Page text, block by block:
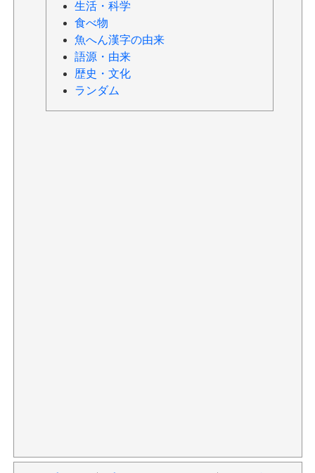
生活・科学
食べ物
魚へん漢字の由来
語源・由来
歴史・文化
ランダム